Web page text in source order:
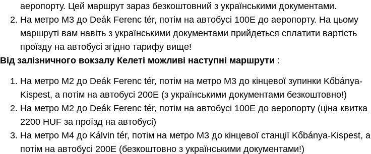
аеропорту. Цей маршрут зараз безкоштовний з українськими документами.
На метро M3 до Deák Ferenc tér, потім на автобусі 100E до аеропорту. На цьому
маршруті вам навіть з українськими документами прийдеться сплатити вартість
проїзду на автобусі згідно тарифу вище!
Від залізничного вокзалу Келеті можливі наступні маршрути :
На метро M2 до Deák Ferenc tér, потім на метро M3 до кінцевої зупинки Kőbánya-
Kispest, а потім на автобусі 200E (з українськими документами безкоштовно!)
На метро M2 до Deák Ferenc tér, потім на автобусі 100E до аеропорту (ціна квитка
2200 HUF за проїзд на автобусі)
На метро M4 до Kálvin tér, потім на метро M3 до кінцевої станції Kőbánya-Kispest, а
потім на автобусі 200E (безкоштовно з українськими документами!)